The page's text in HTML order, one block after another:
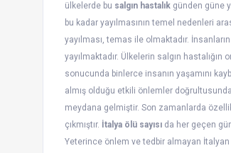
ülkelerde bu salgın hastalık günden güne
bu kadar yayılmasının temel nedenleri
yayılması, temas ile olmaktadır.
yayılmaktadır. Ülkelerin salgın
sonucunda binlerce insanın yaşamını
almış olduğu etkili önlemler
meydana gelmiştir. Son zamanlarda
çıkmıştır. İtalya ölü sayısı da her geçen
Yeterince önlem ve tedbir almayan